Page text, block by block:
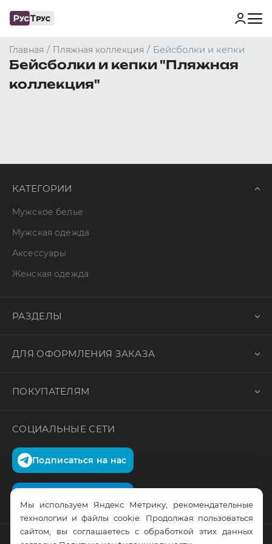
Главная / Пляжная коллекция / Бейсболки и кепки
Бейсболки и кепки "Пляжная
коллекция"
КАТЕГОРИИ
Мужское белье
Мужская одежда
Аксессуары
Женская одежда
РАЗДЕЛЫ
ДЛЯ ОФОРМЛЕНИЯ ЗАКАЗА
ПОКУПАТЕЛЯМ
СОЦИАЛЬНЫЕ СЕТИ
Подписаться на нас
Мы используем Яндекс Метрику, рекомендательные
технологии и файлы cookie. Продолжая пользоваться
сайтом, вы соглашаетесь с обработкой этих данных